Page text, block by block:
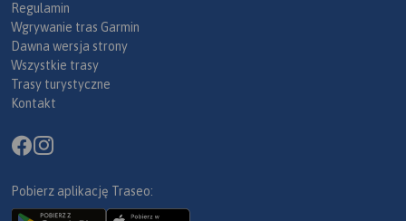
Regulamin
Wgrywanie tras Garmin
Dawna wersja strony
Wszystkie trasy
Trasy turystyczne
Kontakt
Pobierz aplikację Traseo: